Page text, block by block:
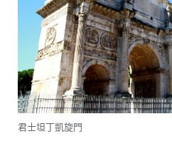
君士坦丁凱旋門